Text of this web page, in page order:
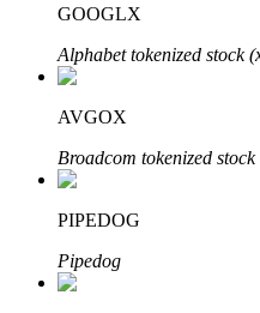
القروض
بالعملات المشفرة
GOOGLX
Alphabet tokenized stock
AVGOX
Broadcom tokenized stock
PIPEDOG
Pipedog